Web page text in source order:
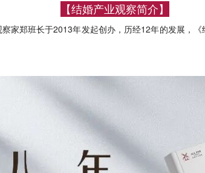
【结婚产业观察简介】
家郑班长于2013年发起创办，历经12年的发展，